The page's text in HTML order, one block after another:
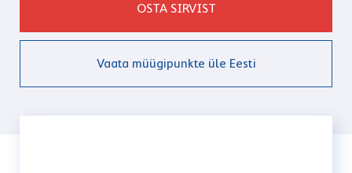
OSTA SIRVIST
Vaata müügipunkte üle Eesti